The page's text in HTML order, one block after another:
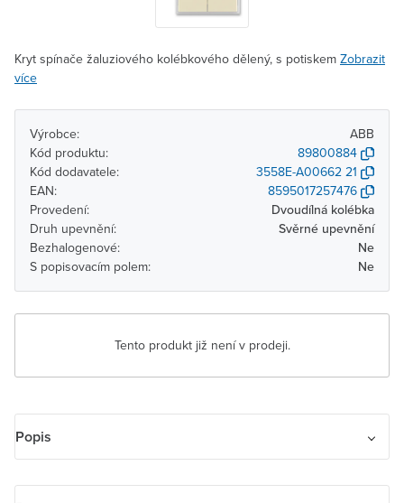
Kryt spínače žaluziového kolébkového dělený, s potiskem Zobrazit
více
Výrobce:
ABB
Kód produktu:
89800884
Kód dodavatele:
3558E-A00662 21
EAN:
8595017257476
Provedení:
Dvoudílná kolébka
Druh upevnění:
Svěrné upevnění
Bezhalogenové:
Ne
S popisovacím polem:
Ne
Tento produkt již není v prodeji.
Popis